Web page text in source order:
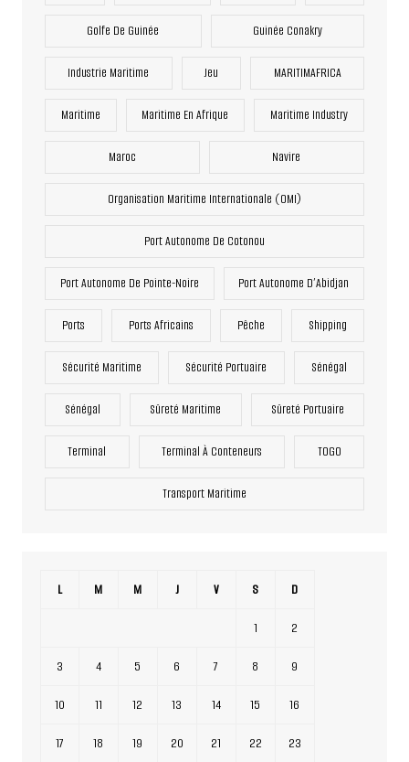
Golfe De Guinée Guinée Conakry
Industrie Maritime Jeu MARITIMAFRICA
Maritime Maritime En Afrique Maritime Industry
Maroc Navire
Organisation Maritime Internationale (OMI)
Port Autonome De Cotonou
Port Autonome De Pointe-Noire Port Autonome D’Abidjan
Ports Ports Africains Pêche Shipping
Sécurité Maritime Sécurité Portuaire Sénégal
Sénégal Sûreté Maritime Sûreté Portuaire
Terminal Terminal À Conteneurs TOGO
Transport Maritime
L M M J V S D
1 2
3 4 5 6 7 8 9
10 11 12 13 14 15 16
17 18 19 20 21 22 23